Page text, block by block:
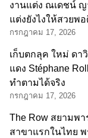
งานแต่ง ณเดชน์ ญ
แต่งยังไงให้สวยพ
กรกฎาคม 17, 2026
เก็บตกลุค ใหม่ ดา
แดง Stéphane
ทำตามได้จริง
กรกฎาคม 17, 2026
The Row สยามพ
สาขาแรกในไทย